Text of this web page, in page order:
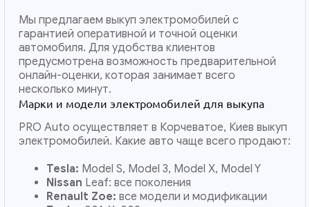
Мы предлагаем выкуп электромобилей с
гарантией оперативной и точной оценки
автомобиля. Для удобства клиентов
предусмотрена возможность предварительной
онлайн-оценки, которая занимает всего
несколько минут.
Марки и модели электромобилей для выкупа
PRO Auto осуществляет в Корчеватое, Киев выкуп
электромобилей. Какие авто чаще всего продают:
Tesla: Model S, Model 3, Model X, Model Y
Nissan Leaf: все поколения
Renault Zoe:все модели и модификации